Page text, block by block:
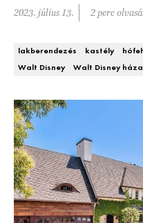
Nappali
Kert és terasz
Szállodák és vendégházak
2023. július 13. 2 perc
lakberendezés kastély
Walt Disney
Walt Disney háza